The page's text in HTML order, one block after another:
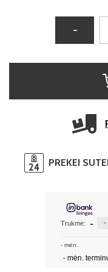
−
PREKEI